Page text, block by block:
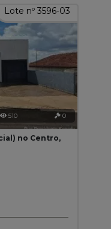
Lote nº 3596-03
510 0
no Centro,